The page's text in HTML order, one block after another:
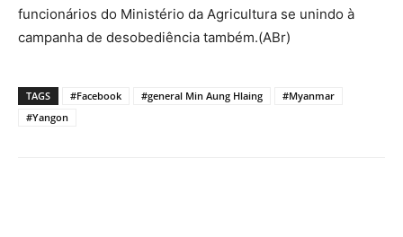
funcionários do Ministério da Agricultura se unindo à
campanha de desobediência também.(ABr)
TAGS #Facebook #general Min Aung Hlaing
#Myanmar
#Yangon